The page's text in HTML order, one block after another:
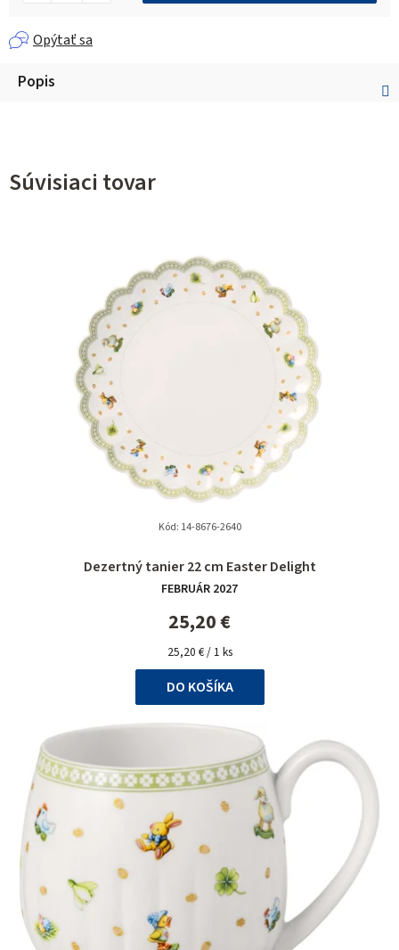
Opýtať sa
Popis
Súvisiaci tovar
Dezertný tanier 22 cm Easter Delight
hodnotenie
produktu
je
5,0
z
5
hviezdičiek.
FEBRUÁR 2027
25,20 €
Jednotková
cena:
25,20 € / 1 ks
DO KOŠÍKA
Kód: 14-8676-2640